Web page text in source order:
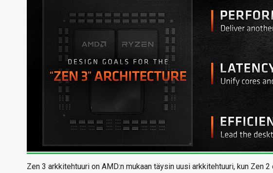
Zen 3 arkkitehtuuri on AMD:n mukaan täysin uusi arkkitehtuuri, kun Zen